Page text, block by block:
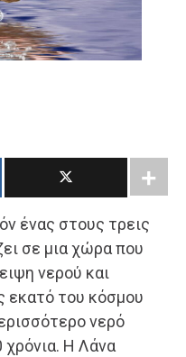
ένας στους τρεις
σε μια χώρα που
νερού και
εκατό του κόσμου
νερό
χρόνια. Η Λάνα